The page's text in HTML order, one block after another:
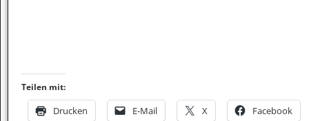
Teilen mit:
Drucken E-Mail X Facebook